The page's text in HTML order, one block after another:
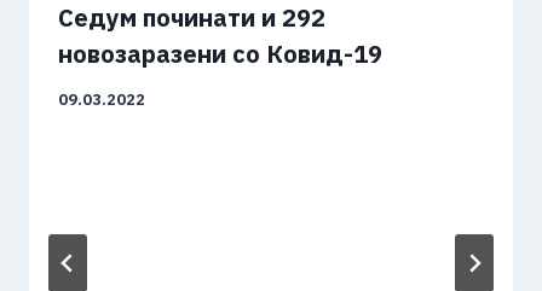
Седум починати и 292
новозаразени со Ковид-19
09.03.2022